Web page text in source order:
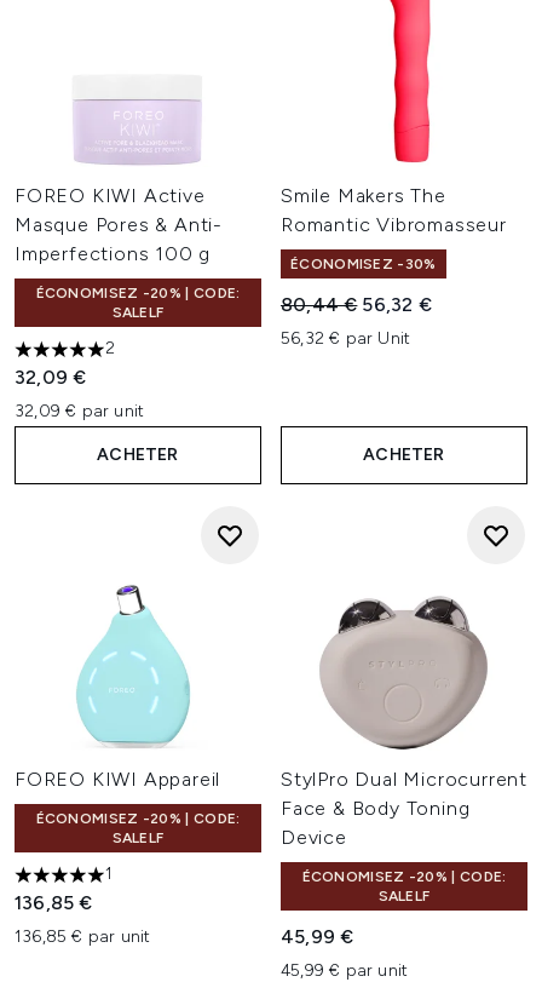
FOREO KIWI Active
Masque Pores & Anti-
Imperfections 100 g
ÉCONOMISEZ -20% | CODE:
SALELF
5 étoiles sur un maximum de 5
2
32,09 €
32,09 € par unit
ACHETER
Smile Makers The
Romantic Vibromasseur
ÉCONOMISEZ -30%
Prix de vente :
80,44 € Prix ​​actuel :
56,32 €
56,32 € par Unit
ACHETER
FOREO KIWI Appareil
ÉCONOMISEZ -20% | CODE:
SALELF
5 étoiles sur un maximum de 5
1
136,85 €
136,85 € par unit
StylPro Dual Microcurrent
Face & Body Toning
Device
ÉCONOMISEZ -20% | CODE:
SALELF
45,99 €
45,99 € par unit